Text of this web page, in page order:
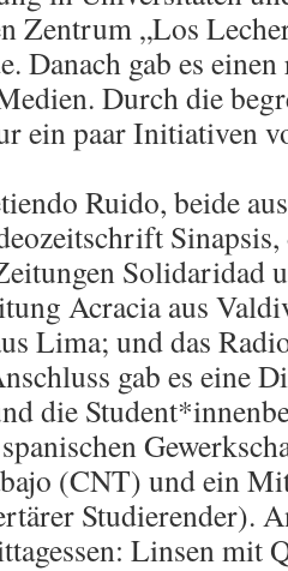
Zentrum „Los
Danach gab es
Durch die
ein paar Initiativen
Ruido, beide
Solidaridad
Acracia aus
Lima; und das
gab es eine
die
(CNT) und ein
Studierender).
Linsen mit